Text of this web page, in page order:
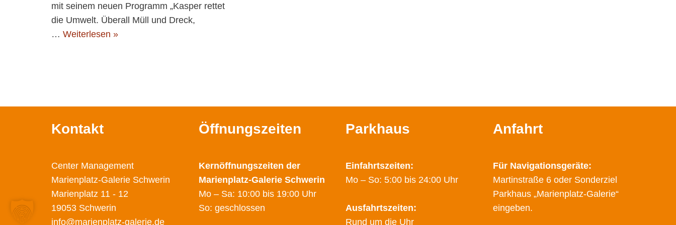
mit seinem neuen Programm „Kasper rettet
die Umwelt. Überall Müll und Dreck,
… Weiterlesen »
Kontakt
Center Management
Marienplatz-Galerie Schwerin
Marienplatz 11 - 12
19053 Schwerin
info@marienplatz-galerie.de
Öffnungszeiten
Kernöffnungszeiten der
Marienplatz-Galerie Schwerin
Mo – Sa: 10:00 bis 19:00 Uhr
So: geschlossen
Parkhaus
Einfahrtszeiten:
Mo – So: 5:00 bis 24:00 Uhr
Ausfahrtszeiten:
Rund um die Uhr
Anfahrt
Für Navigationsgeräte:
Martinstraße 6 oder Sonderziel
Parkhaus „Marienplatz-Galerie“
eingeben.